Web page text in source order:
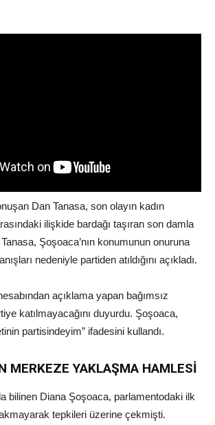
Dan Tanasa, son olayın kadın
ilişkide bardağı taşıran son damla
Şoşoaca’nın konumunun onuruna
nedeniyle partiden atıldığını açıkladı.
açıklama yapan bağımsız
katılmayacağını duyurdu. Şoşoaca,
partisindeyim” ifadesini kullandı.
MERKEZE YAKLAŞMA HAMLESİ
bilinen Diana Şoşoaca, parlamentodaki ilk
tepkileri üzerine çekmişti.